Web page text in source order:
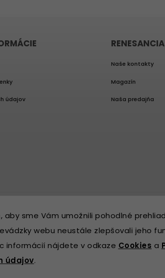
aby sme Vám umožnili pohodlné
webu neustále zlepšovali jeho
informácií nájdete v odkaze Cookies a
údajov.
údajov
Naše kontakty
Magazín
Naša predajňa